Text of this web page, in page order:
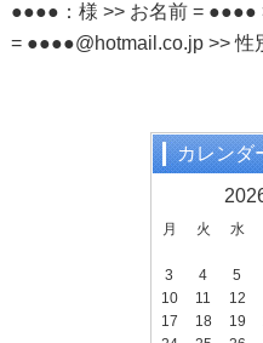
●●●●：様 >> お名前 = ●●●●
= ●●●●@hotmail.co.jp >> 性
カレンダ
月 火 水
3
4 5
10
11 12
17
18 19